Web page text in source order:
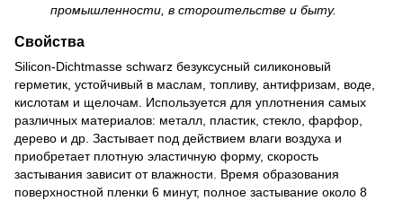
промышленности, в стороительстве и быту.
Свойства
Silicon-Dichtmasse schwarz безуксусный силиконовый
герметик, устойчивый в маслам, топливу, антифризам, воде,
кислотам и щелочам. Используется для уплотнения самых
различных материалов: металл, пластик, стекло, фарфор,
дерево и др. Застывает под действием влаги воздуха и
приобретает плотную эластичную форму, скорость
застывания зависит от влажности. Время образования
поверхностной пленки 6 минут, полное застывание около 8